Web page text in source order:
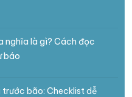
nghĩa là gì? Cách đọc
báo
trước bão: Checklist dễ